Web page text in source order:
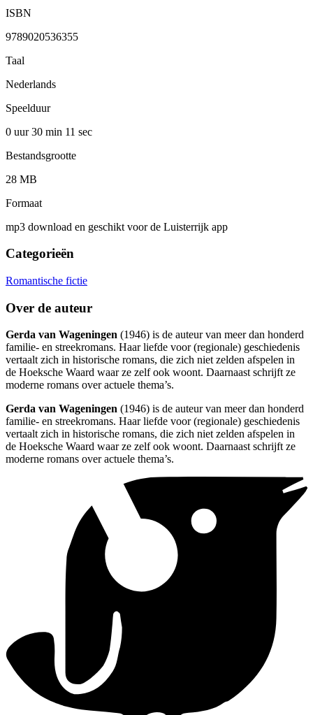
ISBN
9789020536355
Taal
Nederlands
Speelduur
0 uur 30 min 11 sec
Bestandsgrootte
28 MB
Formaat
mp3 download en geschikt voor de Luisterrijk app
Categorieën
Romantische fictie
Over de auteur
Gerda van Wageningen (1946) is de auteur van meer dan honderd
familie- en streekromans. Haar liefde voor (regionale) geschiedenis
vertaalt zich in historische romans, die zich niet zelden afspelen in
de Hoeksche Waard waar ze zelf ook woont. Daarnaast schrijft ze
moderne romans over actuele thema’s.
Gerda van Wageningen (1946) is de auteur van meer dan honderd
familie- en streekromans. Haar liefde voor (regionale) geschiedenis
vertaalt zich in historische romans, die zich niet zelden afspelen in
de Hoeksche Waard waar ze zelf ook woont. Daarnaast schrijft ze
moderne romans over actuele thema’s.